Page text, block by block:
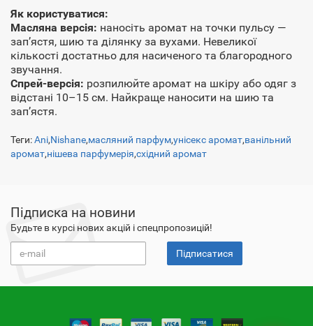
Як користуватися:
Масляна версія: наносіть аромат на точки пульсу —
зап’ястя, шию та ділянку за вухами. Невеликої
кількості достатньо для насиченого та благородного
звучання.
Спрей-версія: розпилюйте аромат на шкіру або одяг з
відстані 10–15 см. Найкраще наносити на шию та
зап’ястя.
Теги:Ani,Nishane,масляний парфум,унісекс аромат,ванільний
аромат,нішева парфумерія,східний аромат
Підписка на новини
Будьте в курсі нових акцій і спецпропозицій!
Підписатися